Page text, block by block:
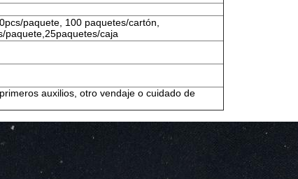
paquete, 100 paquetes/cartón,
paquete,25paquetes/caja
auxilios, otro vendaje o cuidado de